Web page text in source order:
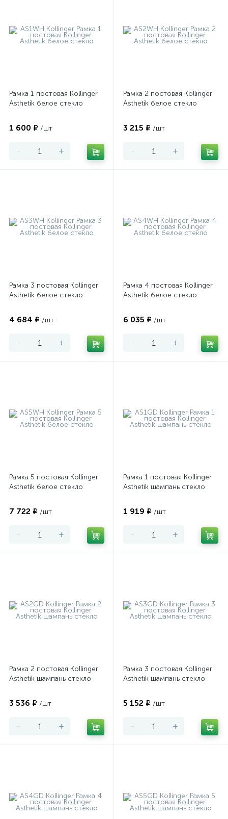
Рамка 1 постовая Kollinger
Asthetik белое стекло
1 600 ₽ /шт
- +
Рамка 2 постовая Kollinger
Asthetik белое стекло
3 215 ₽ /шт
- +
Рамка 3 постовая Kollinger
Asthetik белое стекло
4 684 ₽ /шт
- +
Рамка 4 постовая Kollinger
Asthetik белое стекло
6 035 ₽ /шт
- +
Рамка 5 постовая Kollinger
Asthetik белое стекло
7 722 ₽ /шт
- +
Рамка 1 постовая Kollinger
Asthetik шампань стекло
1 919 ₽ /шт
- +
Рамка 2 постовая Kollinger
Asthetik шампань стекло
3 536 ₽ /шт
- +
Рамка 3 постовая Kollinger
Asthetik шампань стекло
5 152 ₽ /шт
- +